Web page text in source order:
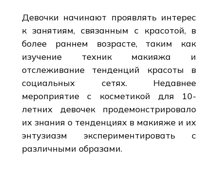
Девочки начинают проявлять интерес
к занятиям, связанным с красотой, в
более раннем возрасте, таким как
изучение техник макияжа и
отслеживание тенденций красоты в
социальных сетях. Недавнее
мероприятие с косметикой для 10-
летних девочек продемонстрировало
их знания о тенденциях в макияже и их
энтузиазм экспериментировать с
различными образами.